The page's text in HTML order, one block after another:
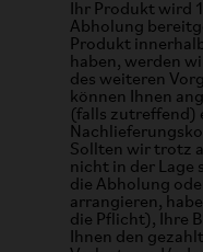
Ihr Produkt wird
Abholung
Produkt
haben, werden
des weiteren
können Ihnen
(falls zutreffend)
Sollten wir trotz
nicht in der Lage
die Abholung
arrangieren,
die Pflicht), Ihre
Ihnen den